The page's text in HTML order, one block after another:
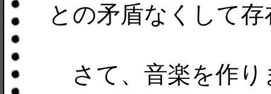
との矛盾なくして
さて、音楽を作り